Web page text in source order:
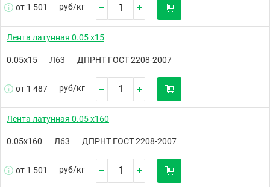
от 1 501 руб/кг
Лента латунная 0.05 х15
0.05х15 Л63 ДПРНТ ГОСТ 2208-2007
от 1 487 руб/кг
Лента латунная 0.05 х160
0.05х160 Л63 ДПРНТ ГОСТ 2208-2007
от 1 501 руб/кг